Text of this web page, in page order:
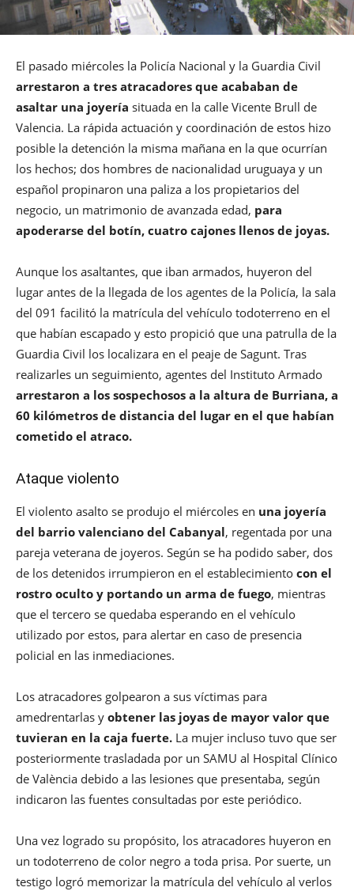
El pasado miércoles la Policía Nacional y la Guardia Civil
arrestaron a tres atracadores que acababan de
asaltar una joyería situada en la calle Vicente Brull de
Valencia. La rápida actuación y coordinación de estos hizo
posible la detención la misma mañana en la que ocurrían
los hechos; dos hombres de nacionalidad uruguaya y un
español propinaron una paliza a los propietarios del
negocio, un matrimonio de avanzada edad, para
apoderarse del botín, cuatro cajones llenos de joyas.
Aunque los asaltantes, que iban armados, huyeron del
lugar antes de la llegada de los agentes de la Policía, la sala
del 091 facilitó la matrícula del vehículo todoterreno en el
que habían escapado y esto propició que una patrulla de la
Guardia Civil los localizara en el peaje de Sagunt. Tras
realizarles un seguimiento, agentes del Instituto Armado
arrestaron a los sospechosos a la altura de Burriana, a
60 kilómetros de distancia del lugar en el que habían
cometido el atraco.
Ataque violento
El violento asalto se produjo el miércoles en una joyería
del barrio valenciano del Cabanyal, regentada por una
pareja veterana de joyeros. Según se ha podido saber, dos
de los detenidos irrumpieron en el establecimiento con el
rostro oculto y portando un arma de fuego, mientras
que el tercero se quedaba esperando en el vehículo
utilizado por estos, para alertar en caso de presencia
policial en las inmediaciones.
Los atracadores golpearon a sus víctimas para
amedrentarlas y obtener las joyas de mayor valor que
tuvieran en la caja fuerte. La mujer incluso tuvo que ser
posteriormente trasladada por un SAMU al Hospital Clínico
de València debido a las lesiones que presentaba, según
indicaron las fuentes consultadas por este periódico.
Una vez logrado su propósito, los atracadores huyeron en
un todoterreno de color negro a toda prisa. Por suerte, un
testigo logró memorizar la matrícula del vehículo al verlos